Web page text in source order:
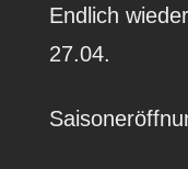
Endlich
27.04.